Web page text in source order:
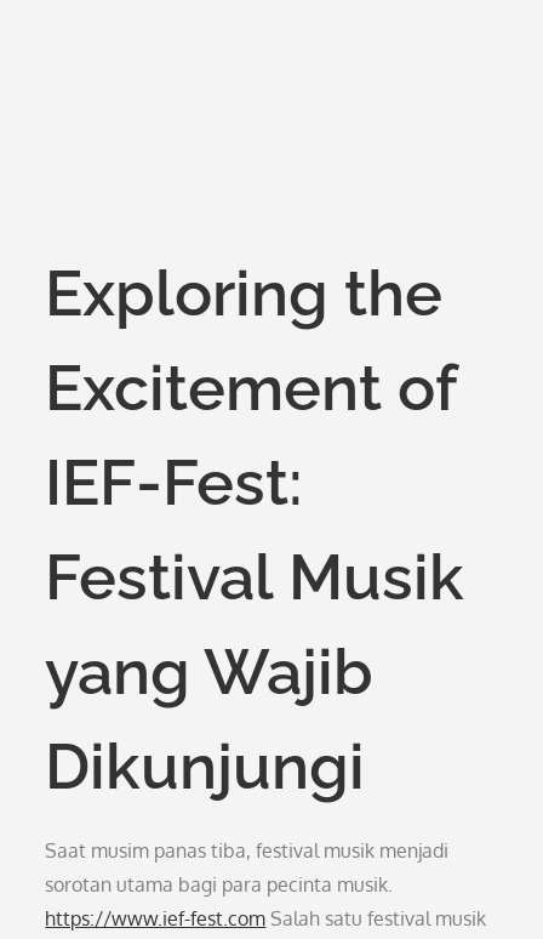
Exploring the
Excitement of
IEF-Fest:
Festival Musik
yang Wajib
Dikunjungi
Saat musim panas tiba, festival musik menjadi
sorotan utama bagi para pecinta musik.
https://www.ief-fest.com Salah satu festival musik